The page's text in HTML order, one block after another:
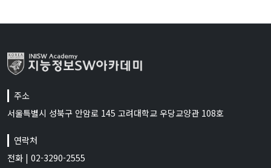
주소
서울특별시 성북구 안암로 145 고려대학교 우당교양관 108호
연락처
전화 | 02-3290-2555